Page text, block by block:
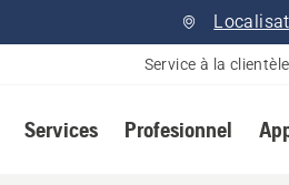
Service à la clientèle
Services Profesionnel